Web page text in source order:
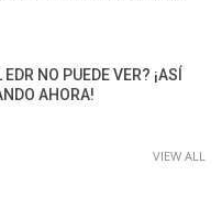
NO PUEDE VER? ¡ASÍ
AHORA!
VIEW ALL